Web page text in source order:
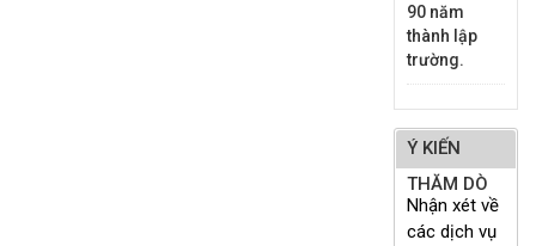
90 năm
thành lập
trường.
Ý KIẾN
THĂM DÒ
Nhận xét về
các dịch vụ